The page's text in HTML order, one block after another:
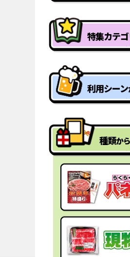
特集カテゴ
型抜きパネル
一年分景品
参加賞・残念賞
スペシャルプ
迷った時には
盛り上げたい
利用シーン
ゴルフコンペ
ビンゴ景品
宴会の景品
社内表彰の景品
種類か